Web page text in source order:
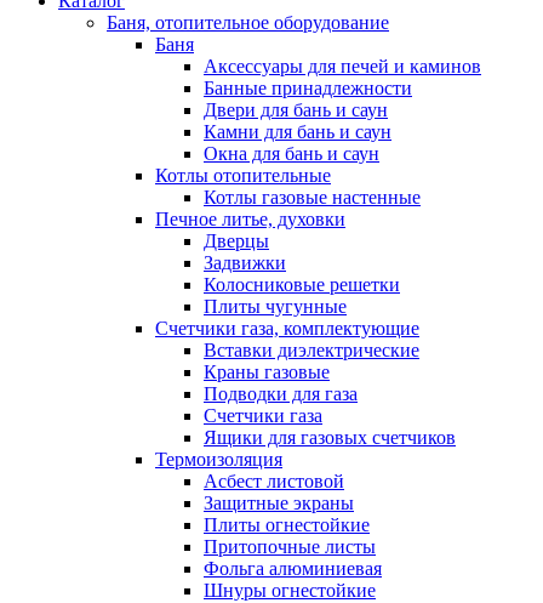
Баня, отопительное оборудование
Баня
Аксессуары для печей и каминов
Банные принадлежности
Двери для бань и саун
Камни для бань и саун
Окна для бань и саун
Котлы отопительные
Котлы газовые настенные
Печное литье, духовки
Дверцы
Задвижки
Колосниковые решетки
Плиты чугунные
Счетчики газа, комплектующие
Вставки диэлектрические
Краны газовые
Подводки для газа
Счетчики газа
Ящики для газовых счетчиков
Термоизоляция
Асбест листовой
Защитные экраны
Плиты огнестойкие
Притопочные листы
Фольга алюминиевая
Шнуры огнестойкие